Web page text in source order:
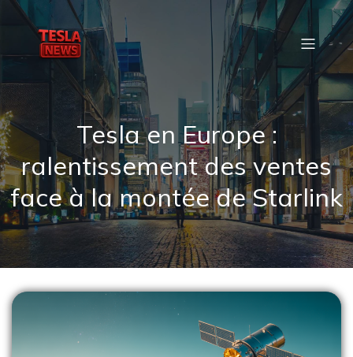
Tesla en Europe :
ralentissement des ventes
face à la montée de Starlink